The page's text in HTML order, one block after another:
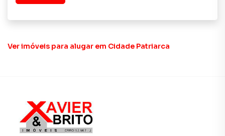
Ver imóveis para alugar em Cidade Patriarca